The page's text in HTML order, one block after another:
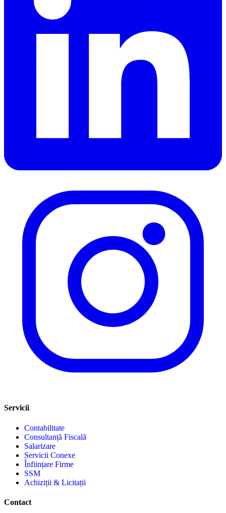
Servicii
Contabilitate
Consultanță Fiscală
Salarizare
Servicii Conexe
Înființare Firme
SSM
Achiziții & Licitații
Contact